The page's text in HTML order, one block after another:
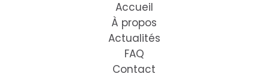
Accueil
À propos
Actualités
FAQ
Contact